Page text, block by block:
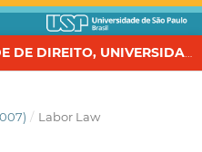
REVISTA DA FACULDADE DE DIREITO, UNIVERSIDADE DE SÃO PAULO
/ Labor Law